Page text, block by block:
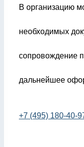
В организацию
необходимых
сопровождение
дальнейшее
+7 (495) 180-40-